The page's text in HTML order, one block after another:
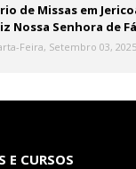
de Missas em
Nossa Senhora de
Feira, Setembro 03, 2025
E CURSOS